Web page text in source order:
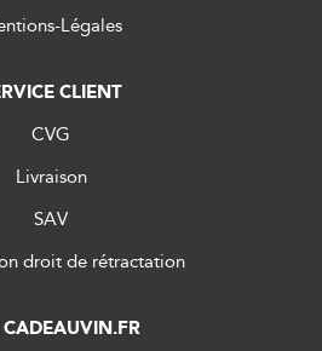
Légales
CLIENT
CVG
Livraison
SAV
droit de rétractation
CADEAUVIN.FR